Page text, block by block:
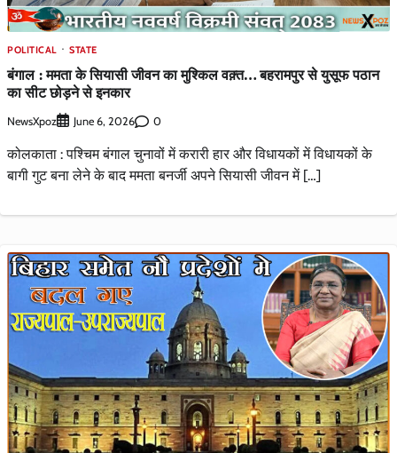
POLITICAL STATE
बंगाल : ममता के सियासी जीवन का मुश्किल वक़्त… बहरामपुर से युसूफ पठान
का सीट छोड़ने से इनकार
NewsXpoz June 6, 2026 0
कोलकाता : पश्चिम बंगाल चुनावों में करारी हार और विधायकों में विधायकों के
बागी गुट बना लेने के बाद ममता बनर्जी अपने सियासी जीवन में […]